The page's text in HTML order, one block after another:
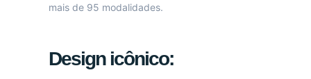
mais de 95 modalidades.
Design icônico: